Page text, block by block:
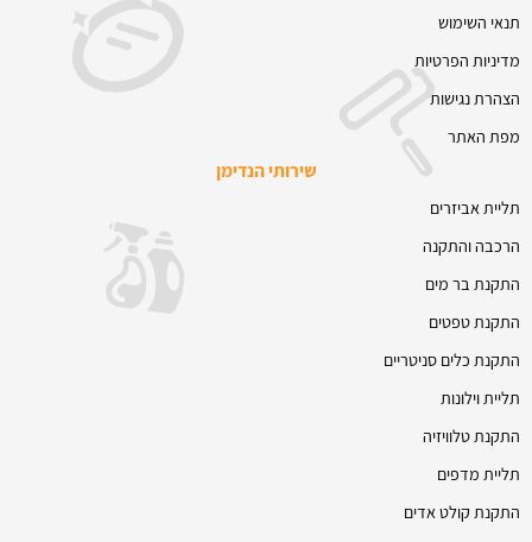
תנאי השימוש
מדיניות הפרטיות
הצהרת נגישות
מפת האתר
שירותי הנדימן
תליית אביזרים
הרכבה והתקנה
התקנת בר מים
התקנת טפטים
התקנת כלים סניטריים
תליית וילונות
התקנת טלוויזיה
תליית מדפים
התקנת קולט אדים